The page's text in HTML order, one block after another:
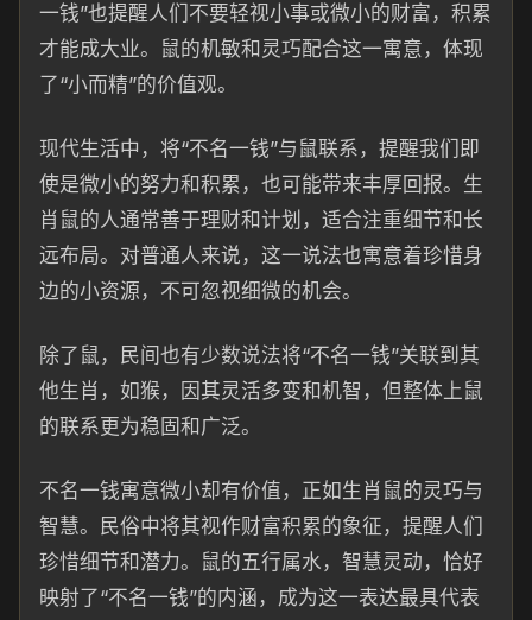
一钱”也提醒人们不要轻视小事或微小的财富，积累
才能成大业。鼠的机敏和灵巧配合这一寓意，体现
了“小而精”的价值观。
现代生活中，将“不名一钱”与鼠联系，提醒我们即
使是微小的努力和积累，也可能带来丰厚回报。生
肖鼠的人通常善于理财和计划，适合注重细节和长
远布局。对普通人来说，这一说法也寓意着珍惜身
边的小资源，不可忽视细微的机会。
除了鼠，民间也有少数说法将“不名一钱”关联到其
他生肖，如猴，因其灵活多变和机智，但整体上鼠
的联系更为稳固和广泛。
不名一钱寓意微小却有价值，正如生肖鼠的灵巧与
智慧。民俗中将其视作财富积累的象征，提醒人们
珍惜细节和潜力。鼠的五行属水，智慧灵动，恰好
映射了“不名一钱”的内涵，成为这一表达最具代表